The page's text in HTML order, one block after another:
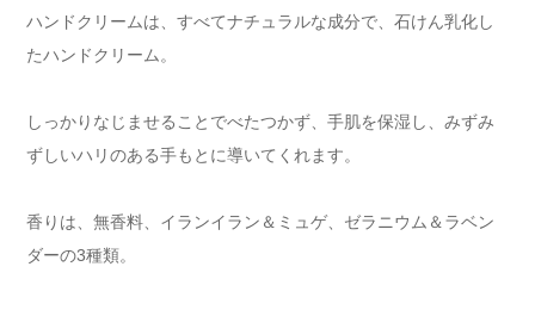
ハンドクリームは、 すべてナチュラルな成分で、石けん乳化し
たハンドクリーム。
しっかりなじませることでべたつかず、手肌を保湿し、みずみ
ずしいハリのある手もとに導いてくれます。
香りは、無香料、イランイラン＆ミュゲ、ゼラニウム＆ラベン
ダーの3種類。